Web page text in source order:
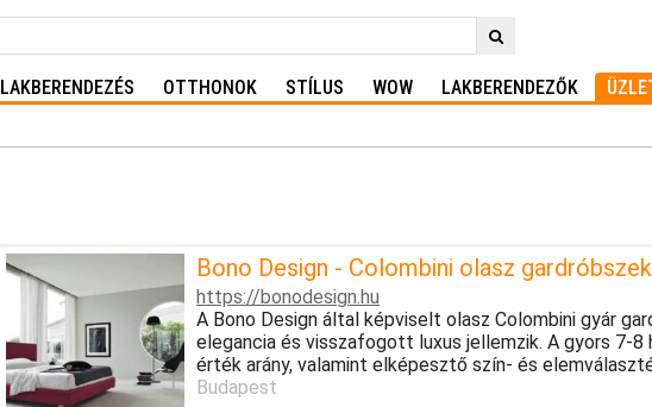
LAKBERENDEZÉS OTTHONOK STÍLUS WOW LAKBERENDEZŐK
Bono Design - Colombini olasz
https://bonodesign.hu
A Bono Design által képviselt olasz Colombini gyár
elegancia és visszafogott luxus jellemzik. A gyors 7-
érték arány, valamint elképesztő szín- és
Budapest